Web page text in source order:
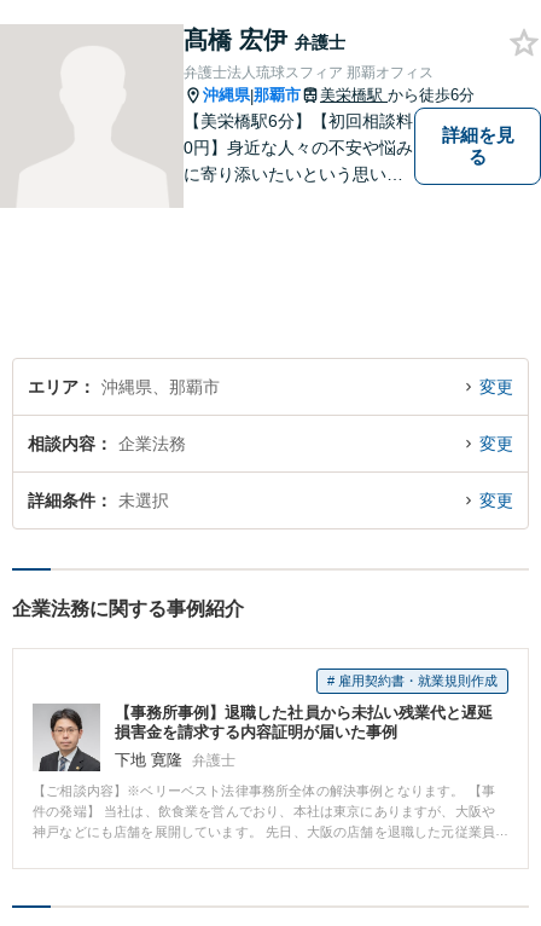
尽力します！皆様のご希望を
丁寧にお聞きします。【牧志
駅・安里駅から徒歩圏】
髙橋 宏伊 弁護士
弁護士法人琉球スフィア 那覇オフィス
沖縄県|那覇市 美栄橋駅 から徒歩6分
【美栄橋駅6分】【初回相談料
0円】身近な人々の不安や悩み
に寄り添いたいという思いか
詳細を見
る
エリア 沖縄県、那覇市 変更
相談内容 企業法務 変更
詳細条件 未選択 変更
企業法務に関する事例紹介
# 雇用契約書・就業規則作成
【事務所事例】退職した社員から未払い残業代と遅延
損害金を請求する内容証明が届いた事例
下地 寛隆 弁護士
【ご相談内容】※ベリーベスト法律事務所全体の解決事例となります。 【事
件の発端】 当社は、飲食業を営んでおり、本社は東京にありますが、大阪や
神戸などにも店舗を展開しています。 先日、大阪の店舗を退職した元従業員
損害金の支払いを請求するという通知書が内容証明郵便にて届きました。 ま